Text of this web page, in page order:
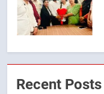
7
Recent Posts